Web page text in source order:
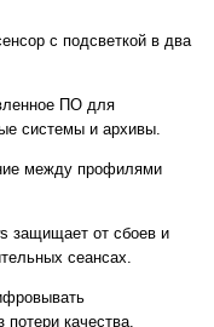
с подсветкой в два
ПО для
системы и архивы.
между профилями
защищает от сбоев и
сеансах.
качества.